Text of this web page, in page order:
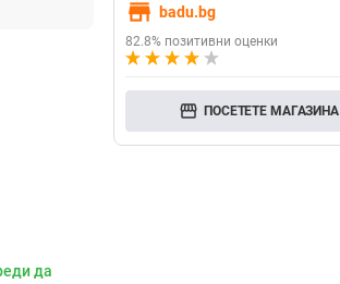
да
store badu.bg
82.8% позитивни оценки
storefront ПОСЕТЕТЕ МАГАЗИНА